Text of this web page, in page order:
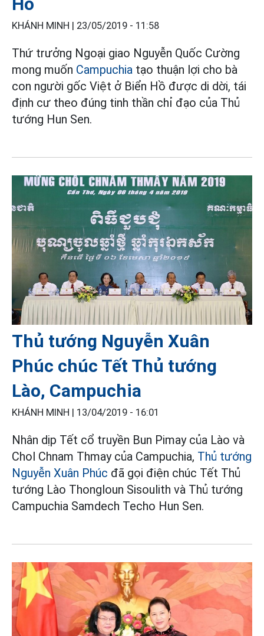
KHÁNH MINH | 23/05/2019 - 11:58
Thứ trưởng Ngoại giao Nguyễn Quốc Cường
mong muốn Campuchia tạo thuận lợi cho bà
con người gốc Việt ở Biển Hồ được di dời, tái
định cư theo đúng tinh thần chỉ đạo của Thủ
tướng Hun Sen.
Thủ tướng Nguyễn Xuân
Phúc chúc Tết Thủ tướng
Lào, Campuchia
KHÁNH MINH | 13/04/2019 - 16:01
Nhân dịp Tết cổ truyền Bun Pimay của Lào và
Chol Chnam Thmay của Campuchia, Thủ tướng
Nguyễn Xuân Phúc đã gọi điện chúc Tết Thủ
tướng Lào Thongloun Sisoulith và Thủ tướng
Campuchia Samdech Techo Hun Sen.